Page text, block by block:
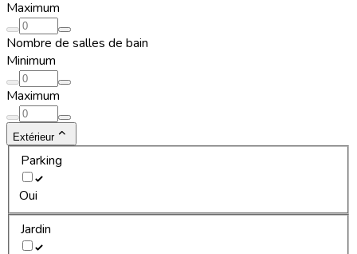
Maximum
Nombre de salles de bain
Minimum
Maximum
Extérieur
Parking
Oui
Jardin